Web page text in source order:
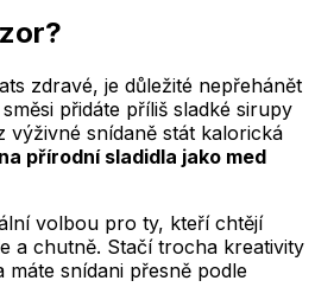
zdravé, je důležité nepřehánět
přidáte příliš sladké sirupy
výživné snídaně stát kalorická
přírodní sladidla jako med
volbou pro ty, kteří chtějí
a chutně. Stačí trocha kreativity
snídani přesně podle